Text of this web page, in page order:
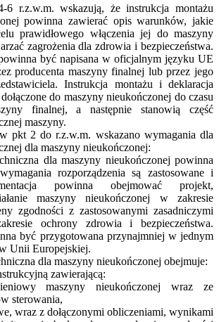
r.z.w.m. wskazują, że instrukcja montażu
powinna zawierać opis warunków, jakie
prawidłowego włączenia jej do maszyny
zagrożenia dla zdrowia i bezpieczeństwa.
być napisana w oficjalnym języku UE
producenta maszyny finalnej lub przez jego
Instrukcja montażu i deklaracja
do maszyny nieukończonej do czasu
finalnej, a następnie stanowią część
maszyny.
pkt 2 do r.z.w.m. wskazano wymagania dla
dla maszyny nieukończonej:
dla maszyny nieukończonej powinna
rozporządzenia są zastosowane i
powinna obejmować projekt,
maszyny nieukończonej w zakresie
zgodności z zastosowanymi zasadniczymi
ochrony zdrowia i bezpieczeństwa.
być przygotowana przynajmniej w jednym
Unii Europejskiej.
dla maszyny nieukończonej obejmuje:
zawierającą:
maszyny nieukończonej wraz ze
sterowania,
wraz z dołączonymi obliczeniami, wynikami